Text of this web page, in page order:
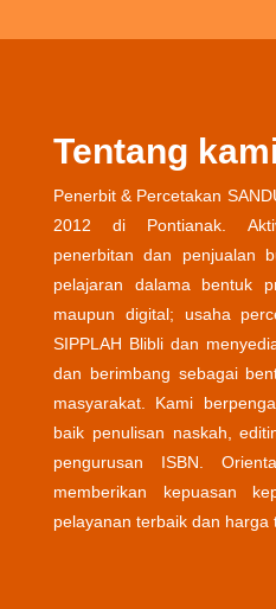
Tentang
Penerbit & Percetakan
2012 di Pontianak.
penerbitan dan penjualan
pelajaran dalama bentuk
maupun digital; usaha
SIPPLAH Blibli dan
dan berimbang sebagai
masyarakat. Kami
baik penulisan naskah,
pengurusan ISBN.
memberikan kepuasan
pelayanan terbaik dan harga